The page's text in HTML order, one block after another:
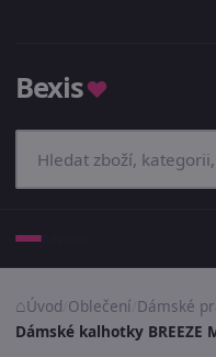
Bexis♥
Úvod Oblečení Dámské
Dámské kalhotky BREEZE